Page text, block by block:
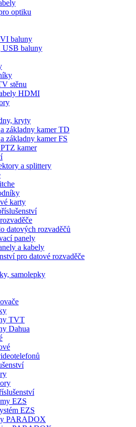
optiku
baluny
baluny
stěnu
HDMI
kryty
základny kamer TD
základny kamer FS
kamer
a splittery
karty
datových rozvaděčů
panely
a kabely
pro datové rozvaděče
samolepky
TVT
Dahua
EZS
EZS
PARADOX